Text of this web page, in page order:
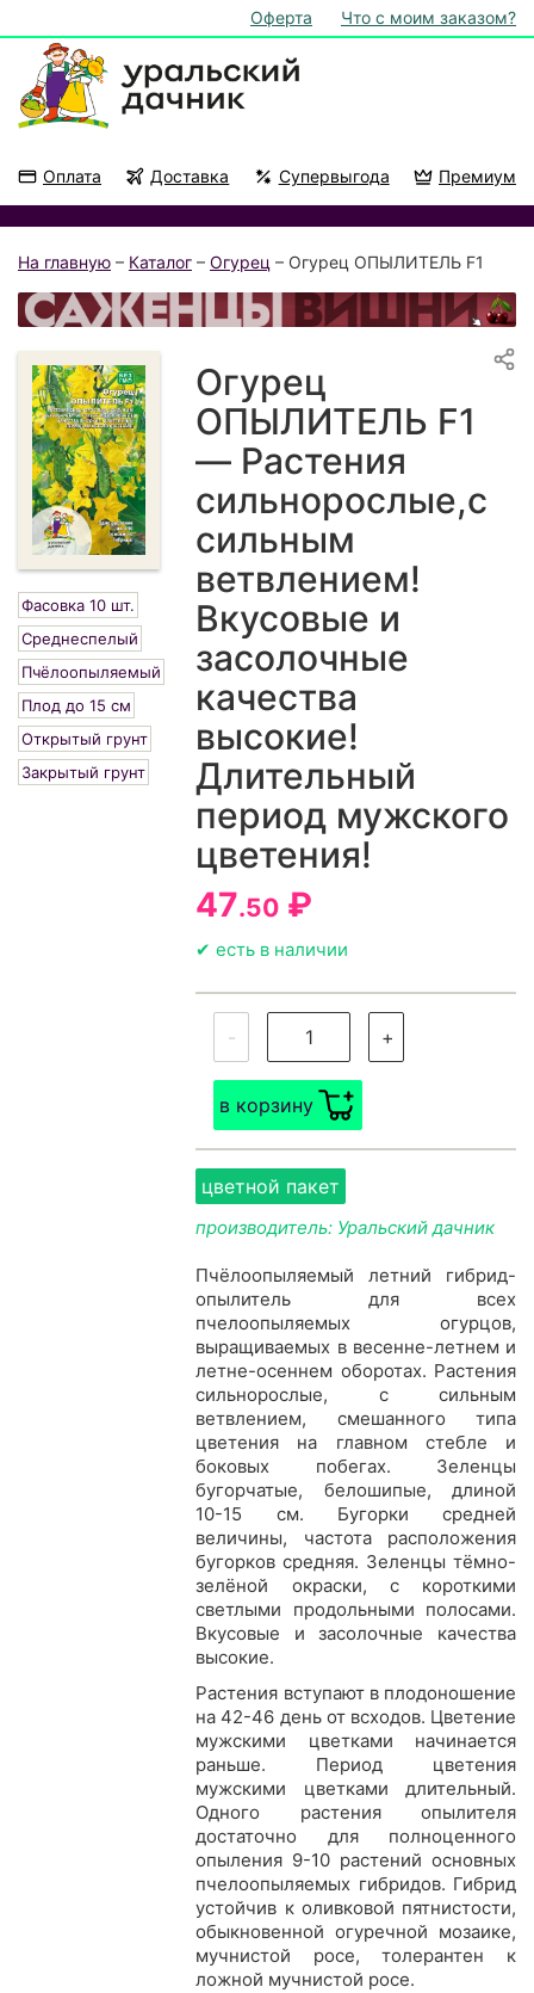
Оферта Что с моим заказом?
Оплата Доставка Супервыгода Премиум
На главную – Каталог – Огурец – Огурец ОПЫЛИТЕЛЬ F1
Фасовка 10 шт.
Среднеспелый
Пчёлоопыляемый
Плод до 15 см
Открытый грунт
Закрытый грунт
Огурец
ОПЫЛИТЕЛЬ F1
— Растения
сильнорослые,с
сильным
ветвлением!
Вкусовые и
засолочные
качества
высокие!
Длительный
период мужского
цветения!
47.50 ₽
✔ есть в наличии
- +
в корзину
цветной пакет
производитель: Уральский дачник
Пчёлоопыляемый летний гибрид-
опылитель для всех
пчелоопыляемых огурцов,
выращиваемых в весенне-летнем и
летне-осеннем оборотах. Растения
сильнорослые, с сильным
ветвлением, смешанного типа
цветения на главном стебле и
боковых побегах. Зеленцы
бугорчатые, белошипые, длиной
10-15 см. Бугорки средней
величины, частота расположения
бугорков средняя. Зеленцы тёмно-
зелёной окраски, с короткими
светлыми продольными полосами.
Вкусовые и засолочные качества
высокие.
Растения вступают в плодоношение
на 42-46 день от всходов. Цветение
мужскими цветками начинается
раньше. Период цветения
мужскими цветками длительный.
Одного растения опылителя
достаточно для полноценного
опыления 9-10 растений основных
пчелоопыляемых гибридов. Гибрид
устойчив к оливковой пятнистости,
обыкновенной огуречной мозаике,
мучнистой росе, толерантен к
ложной мучнистой росе.